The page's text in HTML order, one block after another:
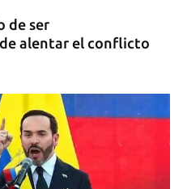
de ser
alentar el conflicto